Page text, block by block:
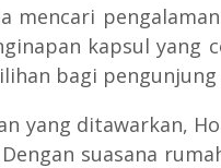
mencari
kapsul
bagi
yang ditawarkan,
suasana